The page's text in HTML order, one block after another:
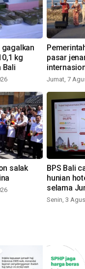
gagalkan
kg
Bali
pasar
Jumat, 7
salak
BPS Bali
hunian
selama
Senin, 3